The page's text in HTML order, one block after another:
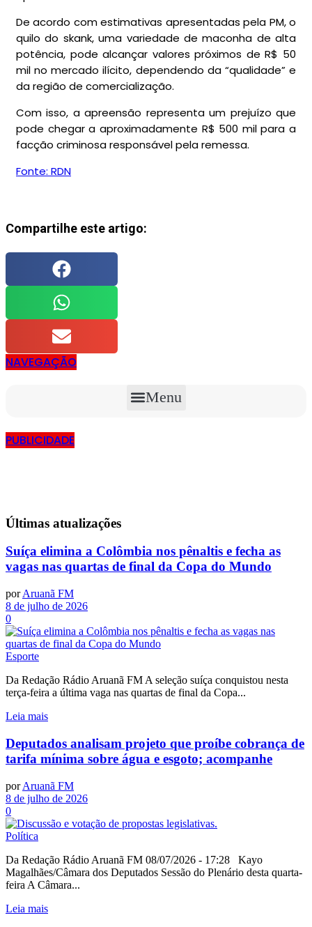
De acordo com estimativas apresentadas pela PM, o
quilo do skank, uma variedade de maconha de alta
potência, pode alcançar valores próximos de R$ 50
mil no mercado ilícito, dependendo da “qualidade” e
da região de comercialização.
Com isso, a apreensão representa um prejuízo que
pode chegar a aproximadamente R$ 500 mil para a
facção criminosa responsável pela remessa.
Fonte: RDN
Compartilhe este artigo:
NAVEGAÇÃO
Menu
PUBLICIDADE
Últimas atualizações
Suíça elimina a Colômbia nos pênaltis e fecha as
vagas nas quartas de final da Copa do Mundo
por Aruanã FM
8 de julho de 2026
0
Esporte
Da Redação Rádio Aruanã FM A seleção suíça conquistou nesta
terça-feira a última vaga nas quartas de final da Copa...
Leia mais
Deputados analisam projeto que proíbe cobrança de
tarifa mínima sobre água e esgoto; acompanhe
por Aruanã FM
8 de julho de 2026
0
Política
Da Redação Rádio Aruanã FM 08/07/2026 - 17:28 Kayo
Magalhães/Câmara dos Deputados Sessão do Plenário desta quarta-
feira A Câmara...
Leia mais